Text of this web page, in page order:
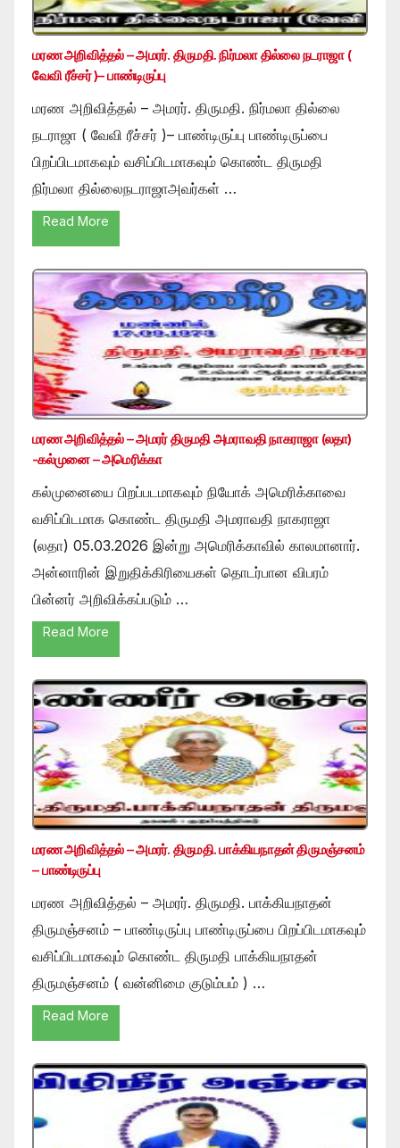
மரண அறிவித்தல் – அமரர். திருமதி. நிர்மலா தில்லை நடராஜா (
வேவி ரீச்சர் )– பாண்டிருப்பு
மரண அறிவித்தல் – அமரர். திருமதி. நிர்மலா தில்லை
நடராஜா ( வேவி ரீச்சர் )– பாண்டிருப்பு பாண்டிருப்பை
பிறப்பிடமாகவும் வசிப்பிடமாகவும் கொண்ட திருமதி
நிர்மலா தில்லைநடராஜாஅவர்கள் …
Read More
மரண அறிவித்தல் – அமரர் திருமதி அமராவதி நாகராஜா (லதா)
-கல்முனை – அமெரிக்கா
கல்முனையை பிறப்படமாகவும் நியோக் அமெரிக்காவை
வசிப்பிடமாக கொண்ட திருமதி அமராவதி நாகராஜா
(லதா) 05.03.2026 இன்று அமெரிக்காவில் காலமானார்.
அன்னாரின் இறுதிக்கிரியைகள் தொடர்பான விபரம்
பின்னர் அறிவிக்கப்படும் …
Read More
மரண அறிவித்தல் – அமரர். திருமதி. பாக்கியநாதன் திருமஞ்சனம்
– பாண்டிருப்பு
மரண அறிவித்தல் – அமரர். திருமதி. பாக்கியநாதன்
திருமஞ்சனம் – பாண்டிருப்பு பாண்டிருப்பை பிறப்பிடமாகவும்
வசிப்பிடமாகவும் கொண்ட திருமதி பாக்கியநாதன்
திருமஞ்சனம் ( வன்னிமை குடும்பம் ) …
Read More